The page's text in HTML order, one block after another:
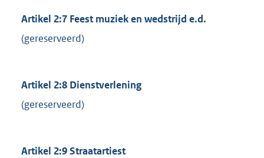
Artikel 2:7 Feest muziek en wedstrijd e.d.
(gereserveerd)
Artikel 2:8 Dienstverlening
(gereserveerd)
Artikel 2:9 Straatartiest